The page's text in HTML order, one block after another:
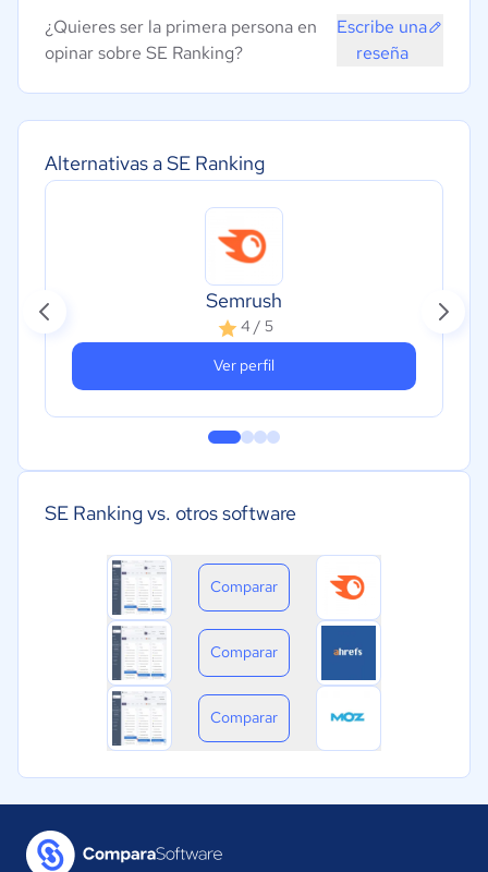
Alternativas a SE Ranking
Semrush
4 / 5
Ver perfil
SE Ranking vs. otros software
Comparar
Comparar
Comparar
¿Quieres ser la primera persona en
opinar sobre SE Ranking?
Escribe una
reseña